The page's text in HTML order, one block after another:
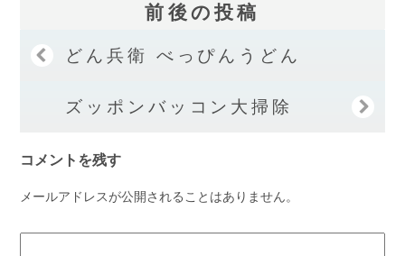
前後の投稿
どん兵衛 べっぴんうどん
ズッポンバッコン大掃除
コメントを残す
メールアドレスが公開されることはありません。